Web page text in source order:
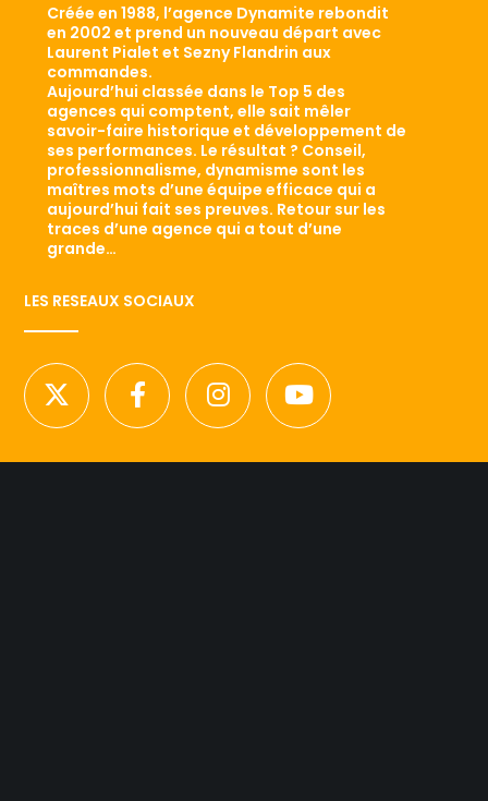
Créée en 1988, l’agence Dynamite rebondit
en 2002 et prend un nouveau départ avec
Laurent Pialet et Sezny Flandrin aux
commandes.
Aujourd’hui classée dans le Top 5 des
agences qui comptent, elle sait mêler
savoir-faire historique et développement de
ses performances. Le résultat ? Conseil,
professionnalisme, dynamisme sont les
maîtres mots d’une équipe efficace qui a
aujourd’hui fait ses preuves. Retour sur les
traces d’une agence qui a tout d’une
grande…
LES RESEAUX SOCIAUX